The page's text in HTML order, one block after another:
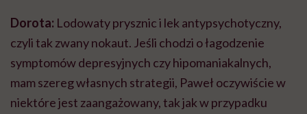
Dorota: Lodowaty prysznic i lek antypsychotyczny,
czyli tak zwany nokaut. Jeśli chodzi o łagodzenie
symptomów depresyjnych czy hipomaniakalnych,
mam szereg własnych strategii, Paweł oczywiście w
niektóre jest zaangażowany, tak jak w przypadku